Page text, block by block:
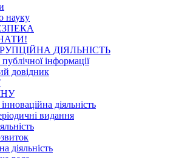
науку
ДІЯЛЬНІСТЬ
інформації
довідник
діяльність
видання
діяльність